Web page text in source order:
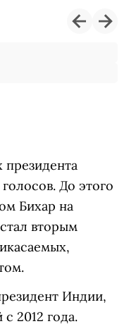
президента
До этого
Бихар на
вторым
Индии,
2012 года.